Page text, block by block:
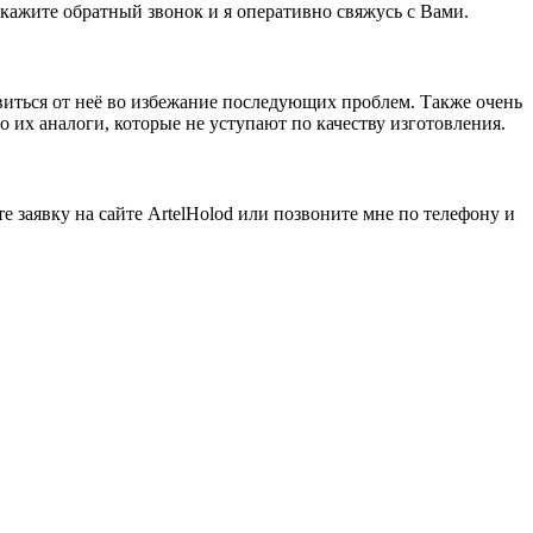
обратный звонок и я оперативно свяжусь с Вами.
от неё во избежание последующих проблем. Также очень
аналоги, которые не уступают по качеству изготовления.
заявку на сайте ArtelHolod или позвоните мне по телефону и